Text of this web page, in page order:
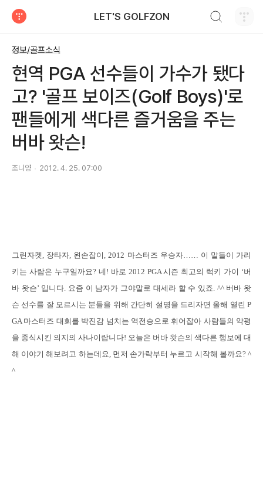
LET'S GOLFZON
정보/골프소식
현역 PGA 선수들이 가수가 됐다
고? '골프 보이즈(Golf Boys)'로
팬들에게 색다른 즐거움을 주는
버바 왓슨!
조니양 2012. 4. 25. 07:00
그린자켓, 장타자, 왼손잡이, 2012 마스터즈 우승자…… 이 말들이 가리
키는 사람은 누구일까요? 네 ! 바로 2012 PGA시즌 최고의 럭키 가이 ‘버
바 왓슨’ 입니다. 요즘 이 남자가 그야말로 대세라 할 수 있죠. ^^ 버바 왓
슨 선수를 잘 모르시는 분들을 위해 간단히 설명을 드리자면 올해 열린 P
GA 마스터즈 대회를 박진감 넘치는 역전승으로 휘어잡아 사람들의 악평
을 종식시킨 의지의 사나이랍니다! 오늘은 버바 왓슨의 색다른 행보에 대
해 이야기 해보려고 하는데요, 먼저 손가락부터 누르고 시작해 볼까요? ^
^